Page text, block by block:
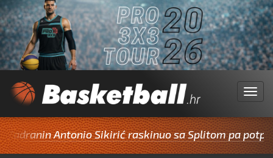
Menu
Antonio Sikirić raskinuo sa Splitom pa potpisao